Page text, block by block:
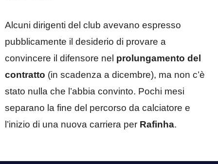
Alcuni dirigenti del club avevano espresso
pubblicamente il desiderio di provare a
convincere il difensore nel prolungamento del
contratto (in scadenza a dicembre), ma non c’è
stato nulla che l’abbia convinto. Pochi mesi
separano la fine del percorso da calciatore e
l’inizio di una nuova carriera per Rafinha.